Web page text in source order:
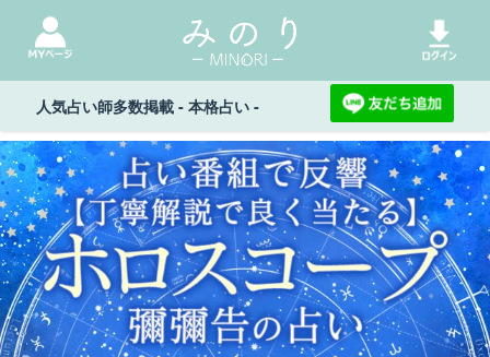
人気占い師多数掲載 - 本格占い -